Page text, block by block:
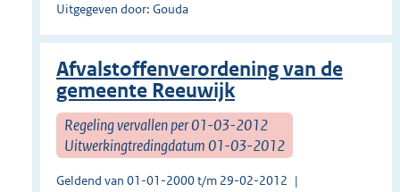
Uitgegeven door: Gouda
Afvalstoffenverordening van de
gemeente Reeuwijk
Regeling vervallen per 01-03-2012
Uitwerkingtredingdatum 01-03-2012
Geldend van 01-01-2000 t/m 29-02-2012